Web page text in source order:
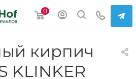
0
кирпич
KLINKER